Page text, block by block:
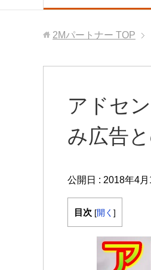
2Mパートナー TOP
アドセ
み広告
公開日 : 2018年4月
目次 [開く ]